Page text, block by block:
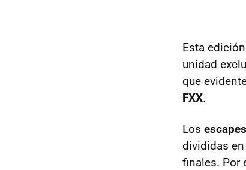
Esta
unidad
que
FXX.
Los
divididas
finales. Por